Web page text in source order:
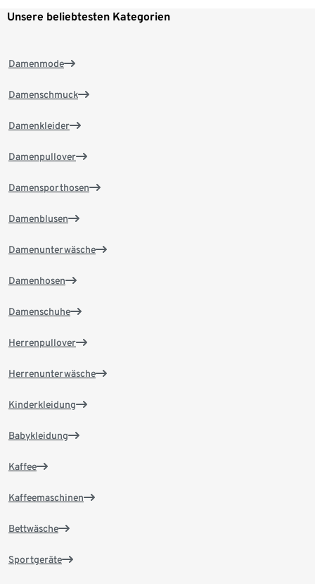
Unsere beliebtesten Kategorien
Damenmode
Damenschmuck
Damenkleider
Damenpullover
Damensporthosen
Damenblusen
Damenunterwäsche
Damenhosen
Damenschuhe
Herrenpullover
Herrenunterwäsche
Kinderkleidung
Babykleidung
Kaffee
Kaffeemaschinen
Bettwäsche
Sportgeräte